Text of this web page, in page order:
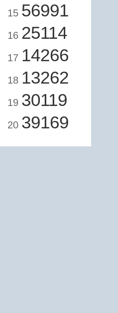
15 56991
16 25114
17 14266
18 13262
19 30119
20 39169